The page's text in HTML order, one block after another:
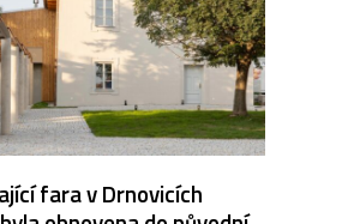
fara v Drnovicích